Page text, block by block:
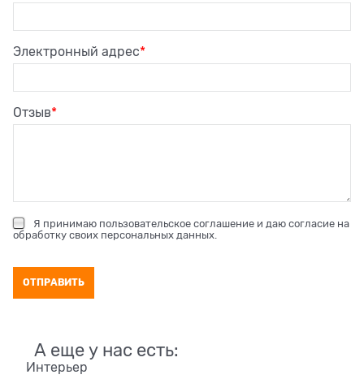
Электронный адрес
Отзыв
Я принимаю пользовательское соглашение и даю согласие на
обработку своих персональных данных.
А еще у нас есть:
Интерьер